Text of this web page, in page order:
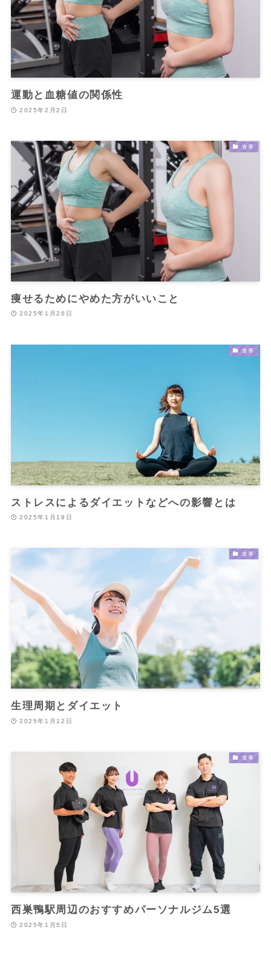
運動と血糖値の関係性
2025年2月2日
食事
痩せるためにやめた方がいいこと
2025年1月26日
食事
ストレスによるダイエットなどへの影響とは
2025年1月19日
食事
生理周期とダイエット
2025年1月12日
食事
西巣鴨駅周辺のおすすめパーソナルジム5選
2025年1月5日